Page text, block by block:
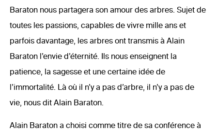
Baraton nous partagera son amour des arbres. Sujet de
toutes les passions, capables de vivre mille ans et
parfois davantage, les arbres ont transmis à Alain
Baraton l’envie d’éternité. Ils nous enseignent la
patience, la sagesse et une certaine idée de
l’immortalité. Là où il n’y a pas d’arbre, il n’y a pas de
vie, nous dit Alain Baraton.
Alain Baraton a choisi comme titre de sa conférence à